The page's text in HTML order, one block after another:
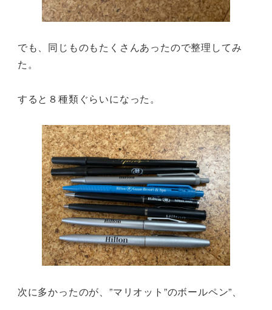
でも、同じものもたくさんあったので整理してみ
た。
すると８種類ぐらいになった。
次に多かったのが、”マリオット”のボールペン”、